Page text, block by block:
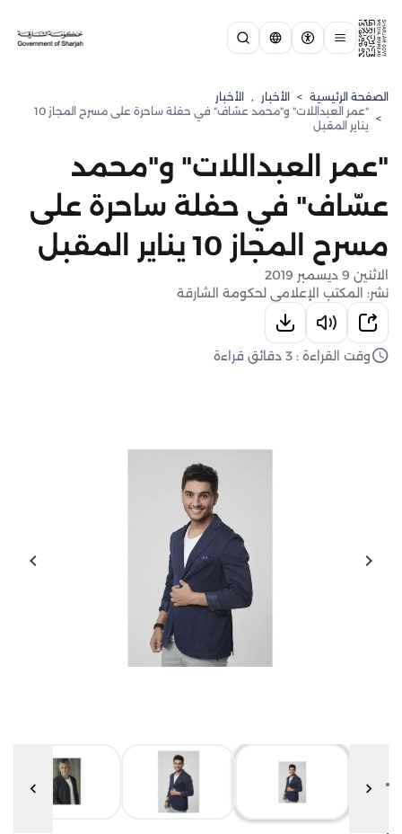
الصفحة الرئيسية > الأخبار , الأخبار
>
"عمر العبداللات" و"محمد عسّاف" في حفلة ساحرة على مسرح المجاز 10
يناير المقبل
"عمر العبداللات" و"محمد
عسّاف" في حفلة ساحرة على
مسرح المجاز 10 يناير المقبل
الاثنين 9 ديسمبر 2019
نشر: المكتب الإعلامي لحكومة الشارقة
وقت القراءة : 3 دقائق قراءة